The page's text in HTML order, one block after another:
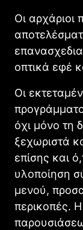
Οι αρχάριοι
οπτικά εφέ
Οι
όχι μόνο τη
ξεχωριστά
επίσης και
υλοποίηση
μενού,
περικοπές.